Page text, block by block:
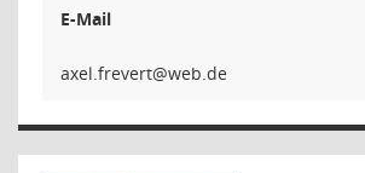
E-Mail
trever